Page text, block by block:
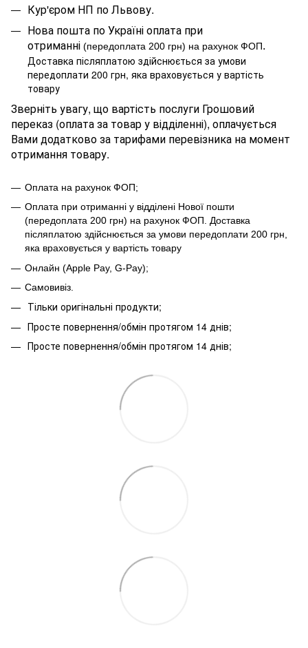
Кур'єром НП по Львову.
Нова пошта по Україні оплата при
отриманні (передоплата 200 грн) на рахунок ФОП.
Доставка післяплатою здійснюється за умови
передоплати 200 грн, яка враховується у вартість
товару
Зверніть увагу, що вартість послуги Грошовий
переказ (оплата за товар у відділенні), оплачується
Вами додатково за тарифами перевізника на момент
отримання товару.
Оплата на рахунок ФОП;
Оплата при отриманні у відділені Нової пошти
(передоплата 200 грн) на рахунок ФОП
Доставка
післяплатою здійснюється за умови передоплати 200 грн,
яка враховується у вартість товару
Онлайн (Apple Pay, G-Pay);
Самовивіз.
Тільки оригінальні продукти;
Просте повернення/обмін протягом 14 днів;
Просте повернення/обмін протягом 14 днів;